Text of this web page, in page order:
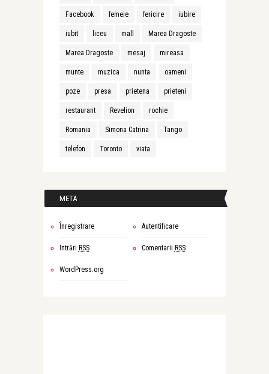
Facebook femeie fericire iubire
iubit liceu mall Marea Dragoste
Marea Dragoste mesaj mireasa
munte muzica nunta oameni
poze presa prietena prieteni
restaurant Revelion rochie
Romania Simona Catrina Tango
telefon Toronto viata
META
Înregistrare Autentificare
Intrări RSS Comentarii RSS
WordPress.org